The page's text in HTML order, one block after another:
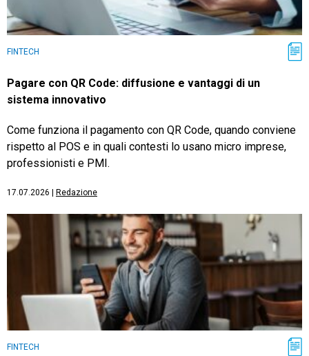
FINTECH
Pagare con QR Code: diffusione e vantaggi di un
sistema innovativo
Come funziona il pagamento con QR Code, quando conviene
rispetto al POS e in quali contesti lo usano micro imprese,
professionisti e PMI.
17.07.2026 Redazione
FINTECH